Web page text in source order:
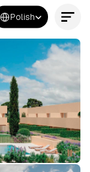
Language
Polish